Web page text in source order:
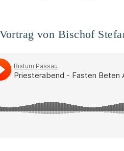
von Bischof